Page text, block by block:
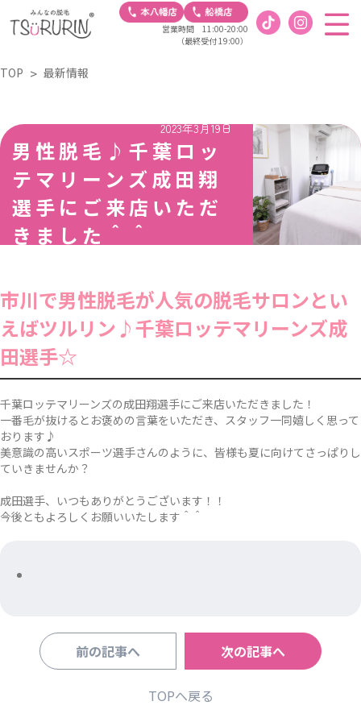
営業時間 11:00-20:00
（最終受付 19:00）
TOP 最新情報
2023年3月19日
男性脱毛♪千葉ロッ
テマリーンズ成田翔
選手にご来店いただ
きました＾＾
市川で男性脱毛が人気の脱毛サロンとい
えばツルリン♪千葉ロッテマリーンズ成
田選手☆
千葉ロッテマリーンズの成田翔選手にご来店いただきました！
一番毛が抜けるとお褒めの言葉をいただき、スタッフ一同嬉しく思って
おります♪
美意識の高いスポーツ選手さんのように、皆様も夏に向けてさっぱりし
ていきませんか？
成田選手、いつもありがとうございます！！
今後ともよろしくお願いいたします＾＾
前の記事へ 次の記事へ
TOPへ戻る